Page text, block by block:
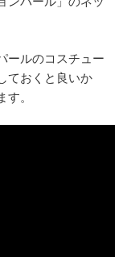
ールのコスチュー
ておくと良いか
。